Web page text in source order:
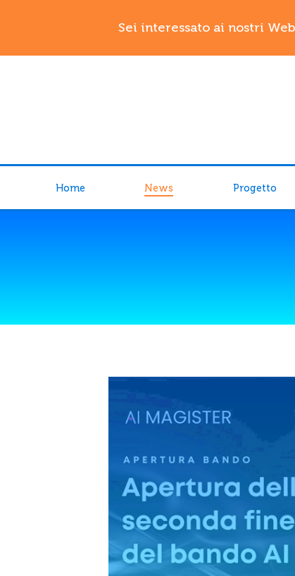
Sei interessato ai nostri
Home News Progetto